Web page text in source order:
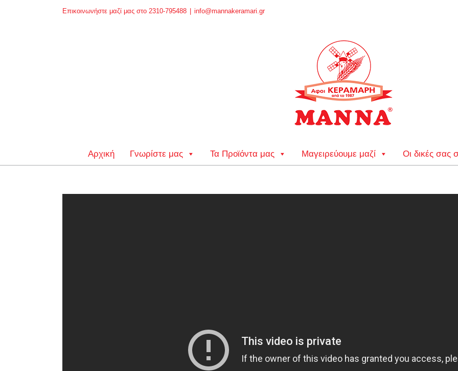
Επικοινωνήστε μαζί μας στο 2310-795488 info@mannakeramari.gr
Αρχική Γνωρίστε μας Τα Προϊόντα μας Μαγειρεύουμε μαζί Οι δικές σας